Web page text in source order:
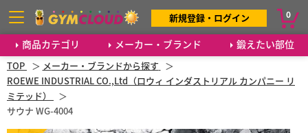
商品カテゴリ メーカー・ブランド 鍛えたい部位
新規登録・ログイン 0
TOP
メーカー・ブランドから探す
ROEWE INDUSTRIAL CO.,Ltd（ロウィ インダストリアル カンパニー リ
ミテッド）
サウナ WG-4004